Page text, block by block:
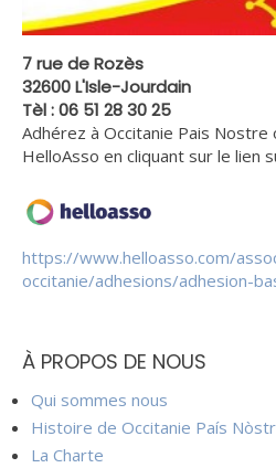
7 rue de Rozès
32600 L'Isle-Jourdain
Tèl : 06 51 28 30 25
Adhérez à Occitanie Pais Nostre
HelloAsso en cliquant sur le lien
https://www.helloasso.com/
occitanie/adhesions/adhesion-
À PROPOS DE NOUS
Qui sommes nous
Histoire de Occitanie País
La Charte